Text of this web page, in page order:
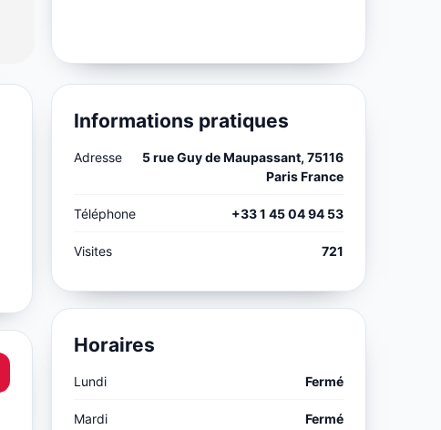
Informations pratiques
Adresse
5 rue Guy de Maupassant, 75116
Paris France
Téléphone +33 1 45 04 94 53
Visites 721
Horaires
Lundi Fermé
Mardi Fermé